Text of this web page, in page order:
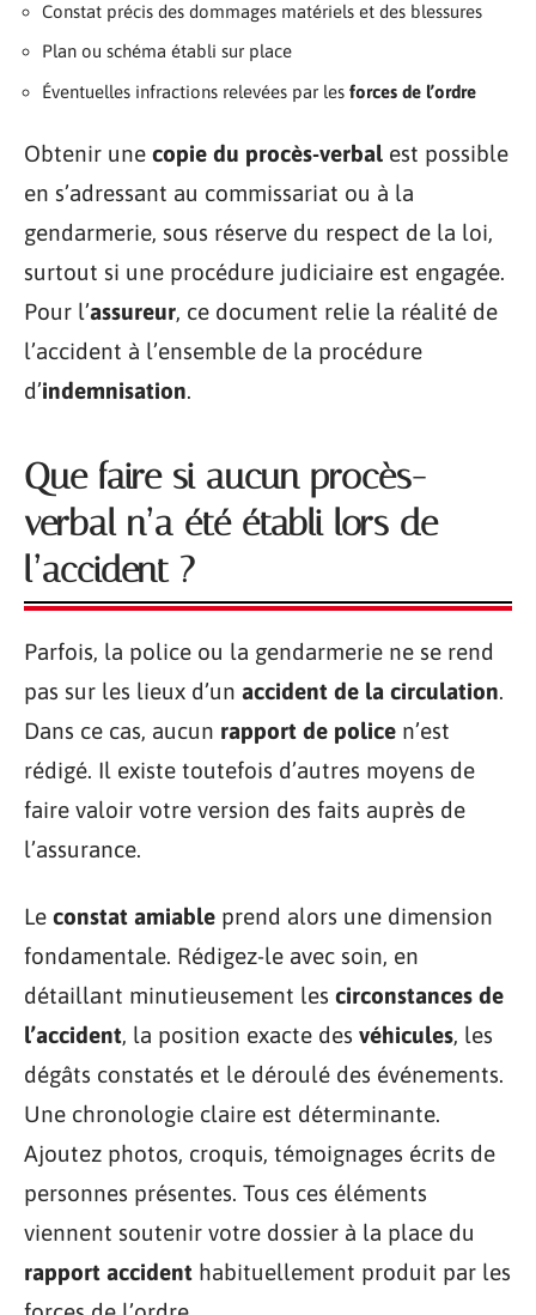
Constat précis des dommages matériels et des blessures
Plan ou schéma établi sur place
Éventuelles infractions relevées par les forces de l’ordre
Obtenir une copie du procès-verbal est possible
en s’adressant au commissariat ou à la
gendarmerie, sous réserve du respect de la loi,
surtout si une procédure judiciaire est engagée.
Pour l’assureur, ce document relie la réalité de
l’accident à l’ensemble de la procédure
d’indemnisation.
Que faire si aucun procès-
verbal n’a été établi lors de
l’accident ?
Parfois, la police ou la gendarmerie ne se rend
pas sur les lieux d’un accident de la circulation.
Dans ce cas, aucun rapport de police n’est
rédigé. Il existe toutefois d’autres moyens de
faire valoir votre version des faits auprès de
l’assurance.
Le constat amiable prend alors une dimension
fondamentale. Rédigez-le avec soin, en
détaillant minutieusement les circonstances de
l’accident, la position exacte des véhicules, les
dégâts constatés et le déroulé des événements.
Une chronologie claire est déterminante.
Ajoutez photos, croquis, témoignages écrits de
personnes présentes. Tous ces éléments
viennent soutenir votre dossier à la place du
rapport accident habituellement produit par les